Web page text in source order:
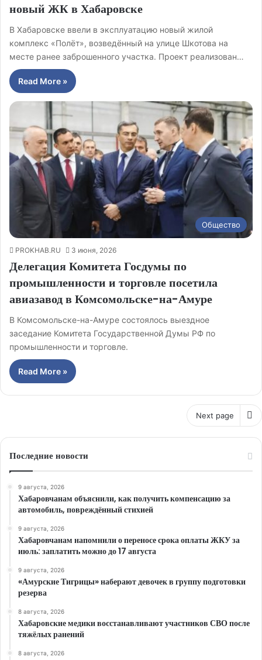
новый ЖК в Хабаровске
В Хабаровске ввели в эксплуатацию новый жилой
комплекс «Полёт», возведённый на улице Шкотова на
месте ранее заброшенного участка. Проект реализован…
Read More »
Общество
PROKHAB.RU 3 июня, 2026
Делегация Комитета Госдумы по
промышленности и торговле посетила
авиазавод в Комсомольске-на-Амуре
В Комсомольске-на-Амуре состоялось выездное
заседание Комитета Государственной Думы РФ по
промышленности и торговле.
Read More »
Next page
Последние новости
9 августа, 2026
Хабаровчанам объяснили, как получить компенсацию за
автомобиль, повреждённый стихией
9 августа, 2026
Хабаровчанам напомнили о переносе срока оплаты ЖКУ за
июль: заплатить можно до 17 августа
9 августа, 2026
«Амурские Тигрицы» наберают девочек в группу подготовки
резерва
8 августа, 2026
Хабаровские медики восстанавливают участников СВО после
тяжёлых ранений
8 августа, 2026